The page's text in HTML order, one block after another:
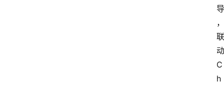
导
，
联
动
C
h